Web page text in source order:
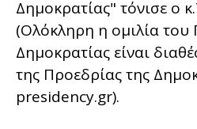
Δημοκρατίας" τόνισε ο
(Ολόκληρη η ομιλία
Δημοκρατίας είναι
της Προεδρίας της
presidency.gr).